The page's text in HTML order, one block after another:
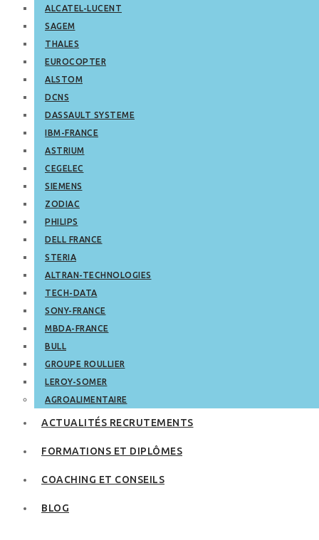
ALCATEL-LUCENT
SAGEM
THALES
EUROCOPTER
ALSTOM
DCNS
DASSAULT SYSTEME
IBM-FRANCE
ASTRIUM
CEGELEC
SIEMENS
ZODIAC
PHILIPS
DELL FRANCE
STERIA
ALTRAN-TECHNOLOGIES
TECH-DATA
SONY-FRANCE
MBDA-FRANCE
BULL
GROUPE ROULLIER
LEROY-SOMER
AGROALIMENTAIRE
ACTUALITÉS RECRUTEMENTS
FORMATIONS ET DIPLÔMES
COACHING ET CONSEILS
BLOG